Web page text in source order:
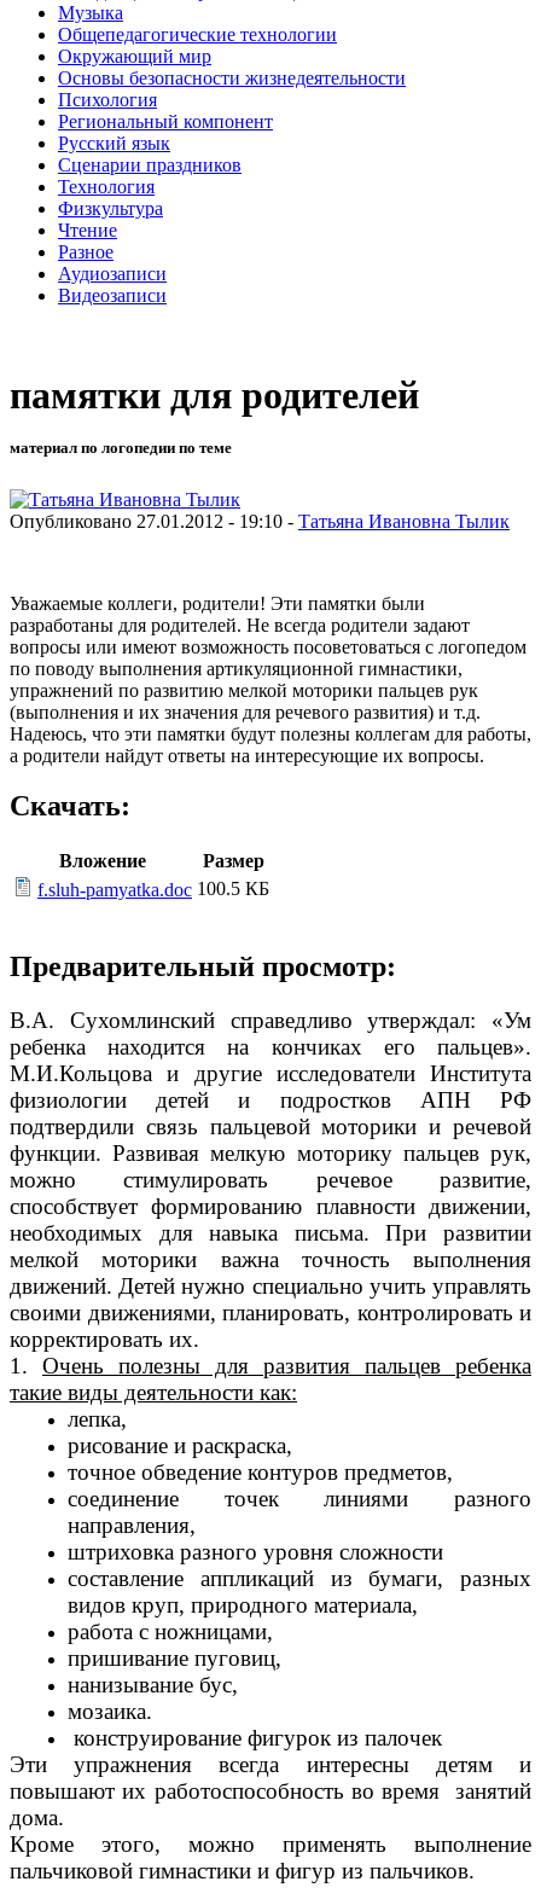
Музыка
Общепедагогические технологии
Окружающий мир
Основы безопасности жизнедеятельности
Психология
Региональный компонент
Русский язык
Сценарии праздников
Технология
Физкультура
Чтение
Разное
Аудиозаписи
Видеозаписи
памятки для родителей
материал по логопедии по теме
Опубликовано 27.01.2012 - 19:10 - Татьяна Ивановна Тылик
Уважаемые коллеги, родители! Эти памятки были
разработаны для родителей. Не всегда родители задают
вопросы или имеют возможность посоветоваться с логопедом
по поводу выполнения артикуляционной гимнастики,
упражнений по развитию мелкой моторики пальцев рук
(выполнения и их значения для речевого развития) и т.д.
Надеюсь, что эти памятки будут полезны коллегам для работы,
а родители найдут ответы на интересующие их вопросы.
Скачать:
Вложение
Размер
f.sluh-pamyatka.doc 100.5 КБ
Предварительный просмотр:
В.А. Сухомлинский справедливо утверждал: «Ум
ребенка находится на кончиках его пальцев».
М.И.Кольцова и другие исследователи Института
физиологии детей и подростков АПН РФ
подтвердили связь пальцевой моторики и речевой
функции. Развивая мелкую моторику пальцев рук,
можно стимулировать речевое развитие,
способствует формированию плавности движении,
необходимых для навыка письма. При развитии
мелкой моторики важна точность выполнения
движений. Детей нужно специально учить управлять
своими движениями, планировать, контролировать и
корректировать их.
1. Очень полезны для развития пальцев ребенка
такие виды деятельности как:
лепка,
рисование и раскраска,
точное обведение контуров предметов,
соединение точек линиями разного
направления,
штриховка разного уровня сложности
составление аппликаций из бумаги, разных
видов круп, природного материала,
работа с ножницами,
пришивание пуговиц,
нанизывание бус,
мозаика.
конструирование фигурок из палочек
Эти упражнения всегда интересны детям и
повышают их работоспособность во время занятий
дома.
Кроме этого, можно применять выполнение
пальчиковой гимнастики и фигур из пальчиков.